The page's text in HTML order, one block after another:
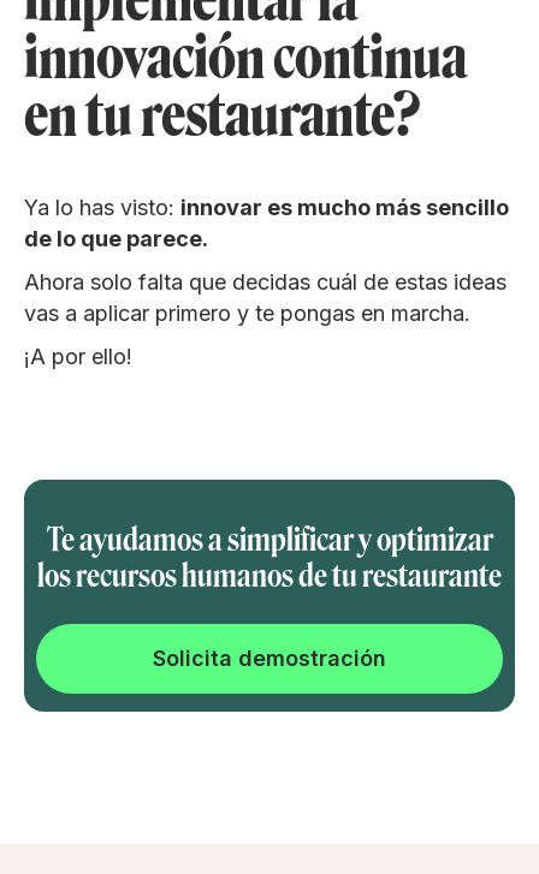
Te ayudamos a simplificar y optimizar
los recursos humanos de tu restaurante
Solicita demostración
innovación continua
en tu restaurante?
Ya lo has visto: innovar es mucho más sencillo
de lo que parece.
Ahora solo falta que decidas cuál de estas ideas
vas a aplicar primero y te pongas en marcha.
¡A por ello!